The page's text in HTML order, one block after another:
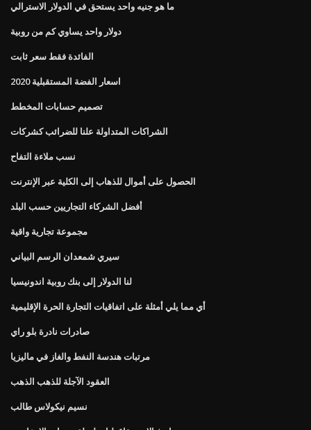
ما هو جنيه واحد يستحق في الدولار الاسترالي
دولار واحد يساوي كم من روبية
الفائدة فقط سعر ثابت
اسعار الفضة المستقبلية 2020
تصميم حسابات المخطط
الشراكات المتداولة علنا ​​للضرائب كشركات
نسب ملاءة التفاح
الحصول على أموال للذهاب إلى الكلية عبر الإنترنت
أفضل الشركاء التجاريين حسب البلد
مجموعة تجارية واقية
سيري شمعدان الرسم البياني
لنا الدولار إلى بنك روبية اندونيسيا
أي مما يلي أمثلة على اتفاقيات التجارة الحرة الإقليمية
صادرات نادرة بلو راي
مرتبات هندسة النفط والغاز في ماليزيا
العقود الآجلة للذهب الذهب
نسيم نيكولاس طالب